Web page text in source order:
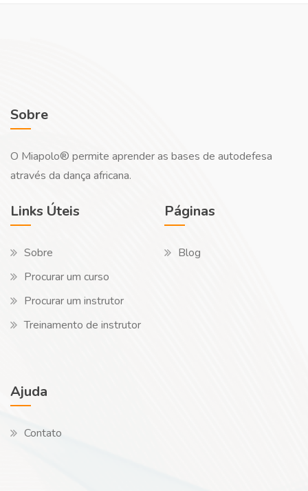
Sobre
O Miapolo® permite aprender as bases de autodefesa
através da dança africana.
Links Úteis
Sobre
Procurar um curso
Procurar um instrutor
Treinamento de instrutor
Páginas
Blog
Ajuda
Contato